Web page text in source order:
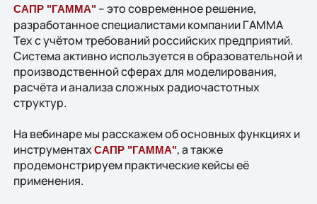
САПР "ГАММА" – это современное решение,
разработанное специалистами компании ГАММА
Тех с учётом требований российских предприятий.
Система активно используется в образовательной и
производственной сферах для моделирования,
расчёта и анализа сложных радиочастотных
структур.
На вебинаре мы расскажем об основных функциях и
инструментахСАПР "ГАММА", а также
продемонстрируем практические кейсы её
применения.